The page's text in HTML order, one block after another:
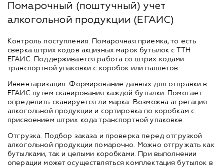
Помарочный (поштучный) учет
алкогольной продукции (ЕГАИС)
Контроль поступления. Помарочная приемка, то есть
сверка штрих кодов акцизных марок бутылок с ТТН
ЕГАИС. Поддерживается работа со штрих кодами
транспортной упаковки с коробок или паллетов.
Инвентаризация. Формирование данных для отправки в
ЕГАИС путем сканирования каждой бутылки. Помогает
определить сканируется ли марка. Возможна агрегация
алкогольной продукции и сортировка по коробкам с
присвоением штрих кода транспортной упаковке.
Отгрузка. Подбор заказа и проверка перед отгрузкой
алкогольной продукции помарочно. Можно отгружать как
бутылками, так и целыми коробками. При выполнении
операции может осуществляться комплектация бутылок в